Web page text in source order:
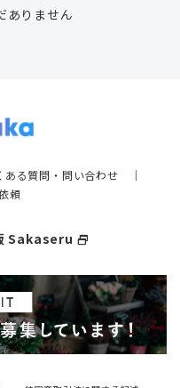
ありません
ある質問・問い合わせ ｜
頼
Sakaseru select_window